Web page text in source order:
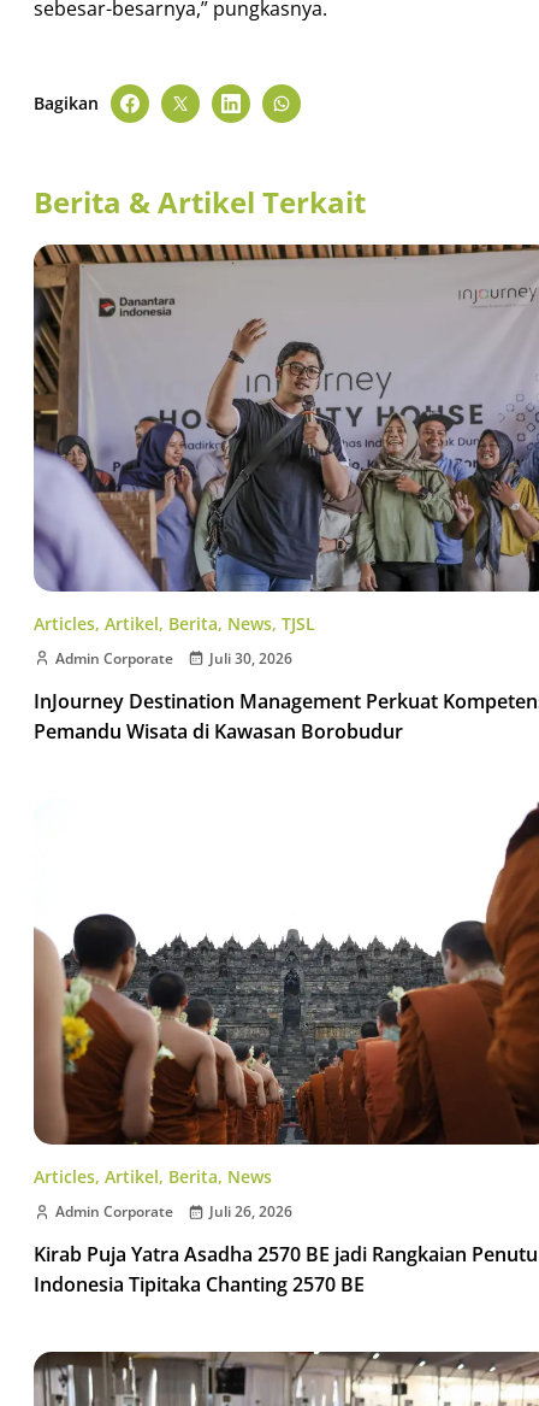
sebesar-besarnya,” pungkasnya.
Bagikan
Berita & Artikel Terkait
Articles, Artikel, Berita, News, TJSL
Admin Corporate Juli 30, 2026
InJourney Destination Management Perkuat
Pemandu Wisata di Kawasan Borobudur
Articles, Artikel, Berita, News
Admin Corporate Juli 26, 2026
Kirab Puja Yatra Asadha 2570 BE jadi Rangkaian
Indonesia Tipitaka Chanting 2570 BE